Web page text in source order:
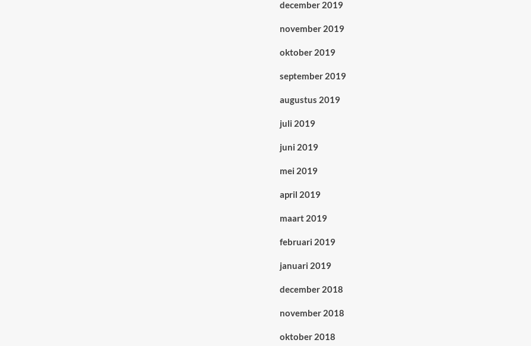
december 2019
november 2019
oktober 2019
september 2019
augustus 2019
juli 2019
juni 2019
mei 2019
april 2019
maart 2019
februari 2019
januari 2019
december 2018
november 2018
oktober 2018